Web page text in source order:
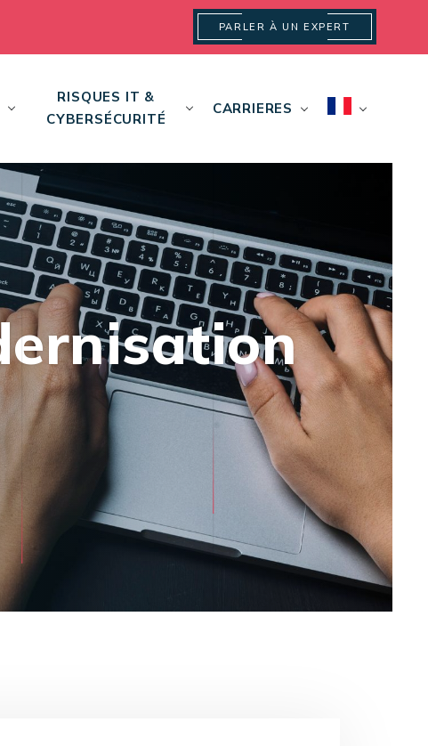
PARLER À UN EXPERT
RISQUES IT &
CYBERSÉCURITÉ
CARRIERES